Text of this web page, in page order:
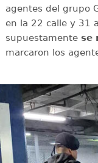
agentes del grupo
en la 22 calle y 31
supuestamente se
marcaron los